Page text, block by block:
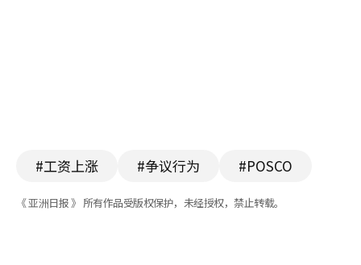
#工资上涨 #争议行为 #POSCO
《 亚洲日报 》 所有作品受版权保护，未经授权，禁止转载。